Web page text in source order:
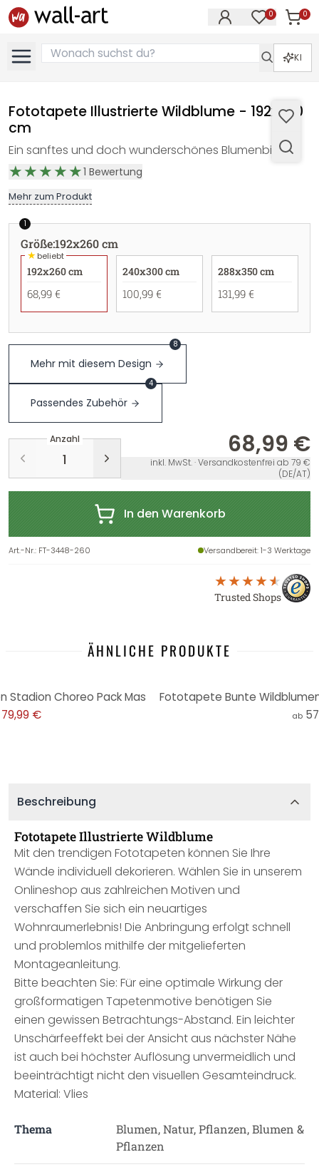
0 0
KI
Fototapete Illustrierte Wildblume - 192x260
cm
Ein sanftes und doch wunderschönes Blumenbild!
1 Bewertung
Mehr zum Produkt
1
Größe:192x260 cm
★beliebt
192x260 cm
68,99 €
240x300 cm
100,99 €
288x350 cm
131,99 €
Mehr mit diesem Design
8
Passendes Zubehör
4
Anzahl 68,99 €
inkl. MwSt. · Versandkostenfrei ab 79 €
(DE/AT)
In den Warenkorb
Art.-Nr.: FT-3448-260 Versandbereit: 1-3 Werktage
Trusted Shops
ÄHNLICHE PRODUKTE
Stadion Choreo Pack Mas
79,99 €
ab
Beschreibung
Fototapete Illustrierte Wildblume
Mit den trendigen Fototapeten können Sie Ihre
Wände individuell dekorieren. Wählen Sie in unserem
Onlineshop aus zahlreichen Motiven und
verschaffen Sie sich ein neuartiges
Wohnraumerlebnis! Die Anbringung erfolgt schnell
und problemlos mithilfe der mitgelieferten
Montageanleitung.
Bitte beachten Sie: Für eine optimale Wirkung der
großformatigen Tapetenmotive benötigen Sie
einen gewissen Betrachtungs-Abstand. Ein leichter
Unschärfeeffekt bei der Ansicht aus nächster Nähe
ist auch bei höchster Auflösung unvermeidlich und
beeinträchtigt nicht den visuellen Gesamteindruck.
Material: Vlies
Thema
Blumen, Natur, Pflanzen, Blumen &
Pflanzen